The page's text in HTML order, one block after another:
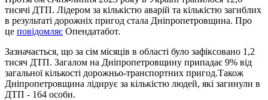
тисячі ДТП. Лідером за кількістю аварій та кількістю загиблих
в результаті дорожніх пригод стала Дніпропетровщина. Про
це повідомляє Опендатабот.
Зазначається, що за сім місяців в області було зафіксовано 1,2
тисяч ДТП. Загалом на Дніпропетровщину припадає 9% від
загальної кількості дорожньо-транспортних пригод.Також
Дніпропетровщина лідирує за кількістю людей, які загинули в
ДТП - 164 особи.